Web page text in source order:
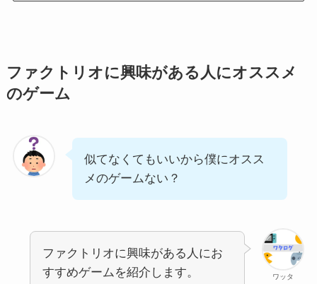
ファクトリオに興味がある人にオススメ
のゲーム
似てなくてもいいから僕にオスス
メのゲームない？
ワッタ
ファクトリオに興味がある人にお
すすめゲームを紹介します。